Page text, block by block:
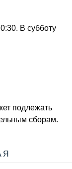
В субботу
подлежать
сборам.